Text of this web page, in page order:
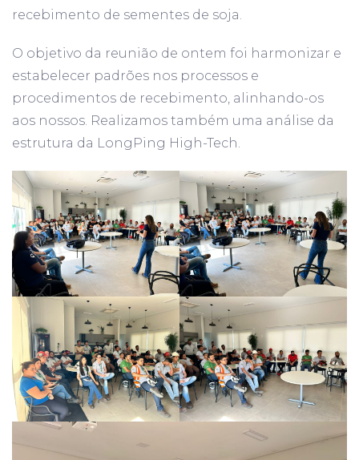
recebimento de sementes de soja.
O objetivo da reunião de ontem foi harmonizar e
estabelecer padrões nos processos e
procedimentos de recebimento, alinhando-os
aos nossos. Realizamos também uma análise da
estrutura da LongPing High-Tech.